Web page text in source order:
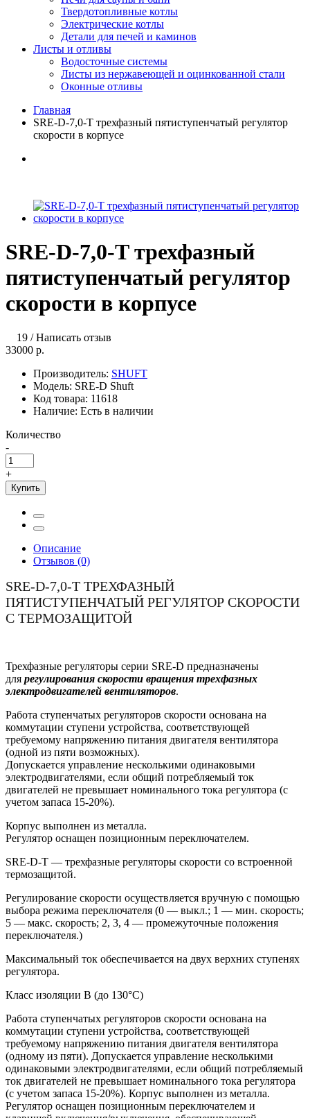
Твердотопливные котлы
Электрические котлы
Детали для печей и каминов
Листы и отливы
Водосточные системы
Листы из нержавеющей и оцинкованной стали
Оконные отливы
Главная
SRE-D-7,0-T трехфазный пятиступенчатый регулятор
скорости в корпусе
SRE-D-7,0-T трехфазный
пятиступенчатый регулятор
скорости в корпусе
19 /Написать отзыв
33000 р.
Производитель: SHUFT
Модель: SRE-D Shuft
Код товара: 11618
Наличие: Есть в наличии
Количество
-
+
Купить
Описание
Отзывов (0)
SRE-D-7,0-T ТРЕХФАЗНЫЙ
ПЯТИСТУПЕНЧАТЫЙ РЕГУЛЯТОР СКОРОСТИ
С ТЕРМОЗАЩИТОЙ
Трехфазные регуляторы серии SRE-D предназначены
для регулирования скорости вращения трехфазных
электродвигателей вентиляторов.
Работа ступенчатых регуляторов скорости основана на
коммутации ступени устройства, соответствующей
требуемому напряжению питания двигателя вентилятора
(одной из пяти возможных).
Допускается управление несколькими одинаковыми
электродвигателями, если общий потребляемый ток
двигателей не превышает номинального тока регулятора (с
учетом запаса 15-20%).
Корпус выполнен из металла.
Регулятор оснащен позиционным переключателем.
SRE-D-T — трехфазные регуляторы скорости со встроенной
термозащитой.
Регулирование скорости осуществляется вручную с помощью
выбора режима переключателя (0 — выкл.; 1 — мин. скорость;
5 — макс. скорость; 2, 3, 4 — промежуточные положения
переключателя.)
Максимальный ток обеспечивается на двух верхних ступенях
регулятора.
Класс изоляции В (до 130°С)
Работа ступенчатых регуляторов скорости основана на
коммутации ступени устройства, соответствующей
требуемому напряжению питания двигателя вентилятора
(одному из пяти). Допускается управление несколькими
одинаковыми электродвигателями, если общий потребляемый
ток двигателей не превышает номинального тока регулятора
(с учетом запаса 15-20%). Корпус выполнен из металла.
Регулятор оснащен позиционным переключателем и